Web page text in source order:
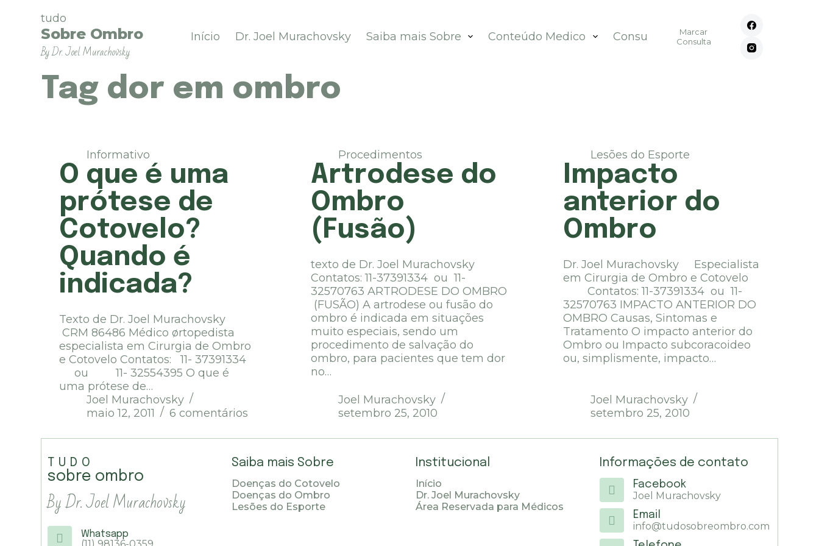
tudo
Sobre Ombro
By Dr. Joel Murachovsky
Início Dr. Joel Murachovsky Saiba mais Sobre Conteúdo Medico Consultórios Contato
Marcar
Consulta
Tag dor em ombro
Informativo
O que é uma
prótese de
Cotovelo?
Quando é
indicada?
Texto de Dr. Joel Murachovsky
CRM 86486 Médico ørtopedista
especialista em Cirurgia de Ombro
e Cotovelo Contatos: 11- 37391334
ou 11- 32554395 O que é
uma prótese de…
Joel Murachovsky
maio 12, 2011
6 comentários
Procedimentos
Artrodese do
Ombro
(Fusão)
texto de Dr. Joel Murachovsky
Contatos: 11-37391334 ou 11-
32570763 ARTRODESE DO OMBRO
(FUSÃO) A artrodese ou fusão do
ombro é indicada em situações
muito especiais, sendo um
procedimento de salvação do
ombro, para pacientes que tem dor
no…
Joel Murachovsky
setembro 25, 2010
Lesões do Esporte
Impacto
anterior do
Ombro
Dr. Joel Murachovsky Especialista
em Cirurgia de Ombro e Cotovelo
Contatos: 11-37391334 ou 11-
32570763 IMPACTO ANTERIOR DO
OMBRO Causas, Sintomas e
Tratamento O impacto anterior do
Ombro ou Impacto subcoracoideo
ou, simplismente, impacto…
Joel Murachovsky
setembro 25, 2010
TUDO
sobre ombro
By Dr. Joel Murachovsky
Whatsapp
Saiba mais Sobre
Doenças do Cotovelo
Doenças do Ombro
Lesões do Esporte
Institucional
Início
Dr. Joel Murachovsky
Área Reservada para Médicos
Informações de contato
Facebook
Joel Murachovsky
Email
info@tudosobreombro.com